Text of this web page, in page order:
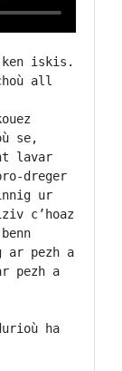
iskis.
all
se,
lavar
dreger
ur
c’hoaz
ar pezh a
pezh a
ha